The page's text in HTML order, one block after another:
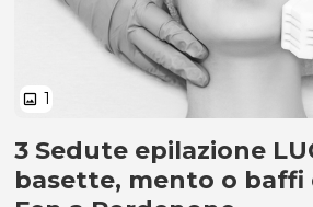
image 1
3 Sedute epilazione
3 Sedute epilazione
basette, mento o baffi